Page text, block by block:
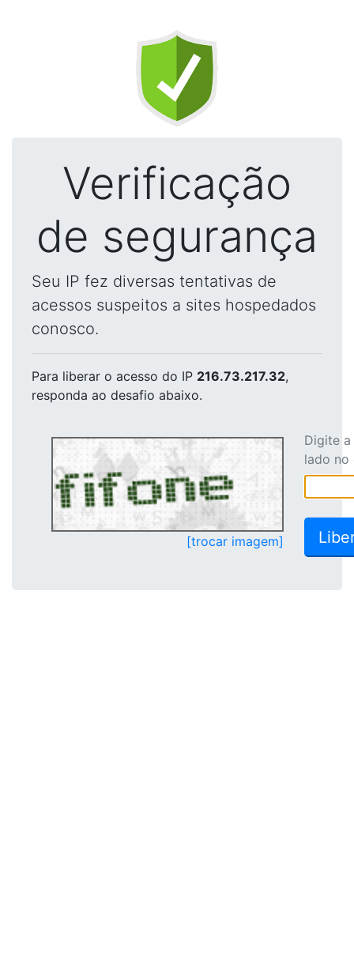
Verificação
de segurança
Seu IP fez diversas tentativas de
acessos suspeitos a sites hospedados
conosco.
Para liberar o acesso do IP 216.73.217.32,
responda ao desafio abaixo.
[trocar imagem]
Digite
lado no